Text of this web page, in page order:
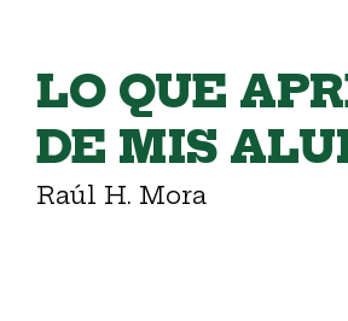
LO QUE
DE MIS
Raúl H. Mora